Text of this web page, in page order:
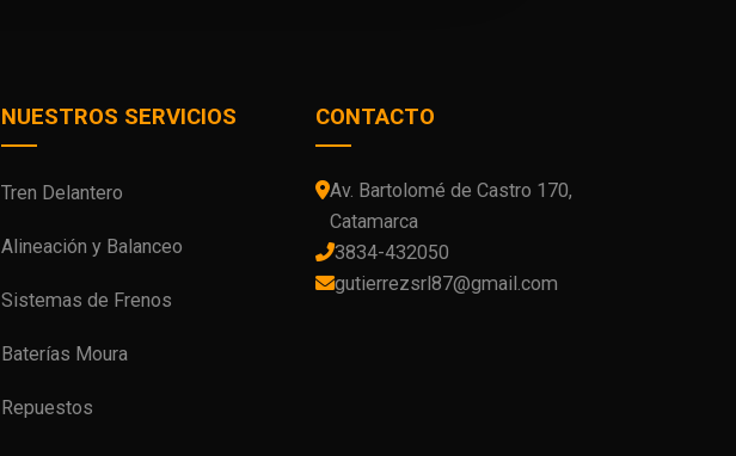
NUESTROS SERVICIOS
Tren Delantero
Alineación y Balanceo
Sistemas de Frenos
Baterías Moura
Repuestos
CONTACTO
Av. Bartolomé de Castro 170,
Catamarca
3834-432050
gutierrezsrl87@gmail.com